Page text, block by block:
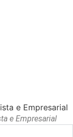
e Empresarial